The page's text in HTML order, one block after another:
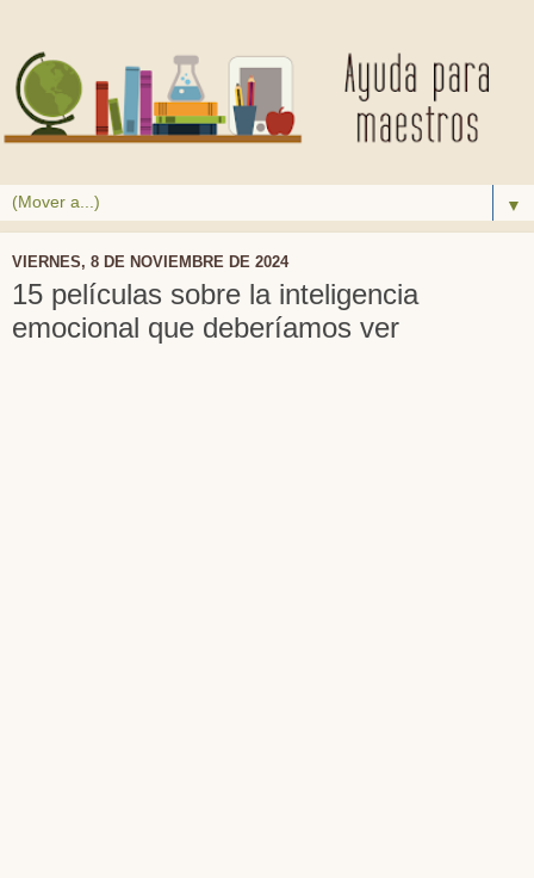
▼
VIERNES, 8 DE NOVIEMBRE DE 2024
15 películas sobre la inteligencia
emocional que deberíamos ver